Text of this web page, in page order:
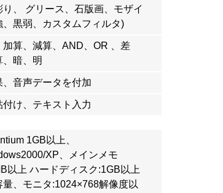
り、 グリース、石版画、モザイ
、黒弱、カスタムフィルタ)
加算、減算、AND、OR 、差
、暗、明
、音声データを付加
付け、テキスト入力
1GB以上、
XP、メインメモ
以上 ハードディスク:1GB以上
量、モニタ:1024×768解像度以